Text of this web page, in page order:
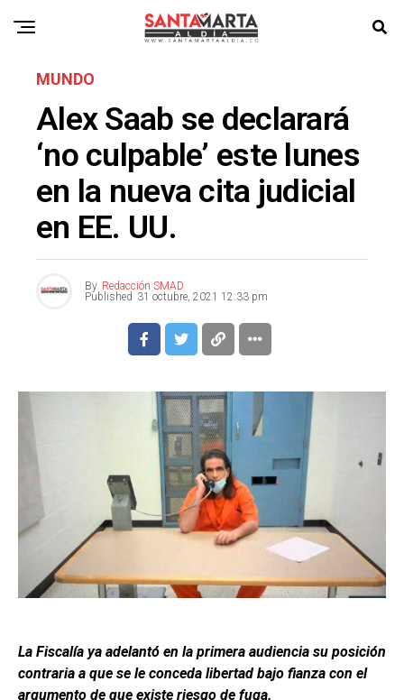
MUNDO
Alex Saab se declarará
‘no culpable’ este lunes
en la nueva cita judicial
en EE. UU.
By Redacción SMAD
Published 31 octubre, 2021 12:33 pm
La Fiscalía ya adelantó en la primera audiencia su posición
contraria a que se le conceda libertad bajo fianza con el
argumento de que existe riesgo de fuga.